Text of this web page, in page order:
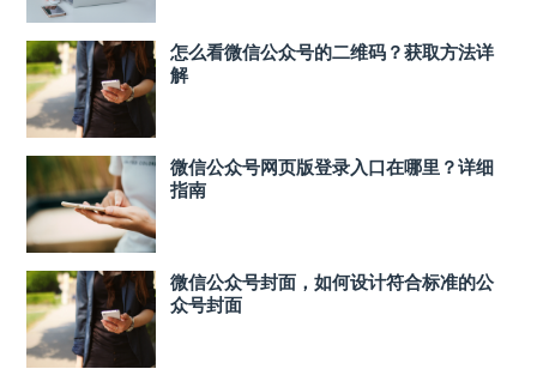
怎么看微信公众号的二维码？获取方法详
解
微信公众号网页版登录入口在哪里？详细
指南
微信公众号封面，如何设计符合标准的公
众号封面